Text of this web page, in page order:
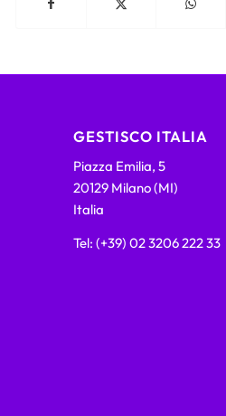
GESTISCO ITALIA
Piazza Emilia, 5
20129 Milano (MI)
Italia
Tel: (+39) 02 3206 222 33